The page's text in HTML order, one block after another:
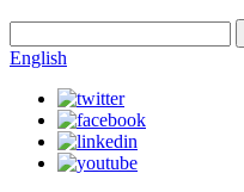
English